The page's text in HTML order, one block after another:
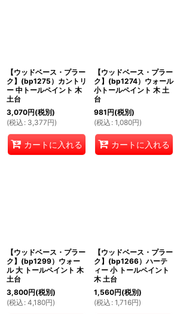
【ウッドベース・プラー
ク】(bp1275）カントリ
ー 中トールペイント 木
土台
3,070円(税別)
(税込 : 3,377円)
カートに入れる
【ウッドベース・プラー
ク】(bp1274）ウォール
小トールペイント 木 土
台
981円(税別)
(税込 : 1,080円)
カートに入れる
【ウッドベース・プラー
ク】(bp1299）ウォー
ル 大 トールペイント 木
土台
3,800円(税別)
(税込 : 4,180円)
【ウッドベース・プラー
ク】(bp1266）ハーテ
ィー 小 トールペイント
木 土台
1,560円(税別)
(税込 : 1,716円)